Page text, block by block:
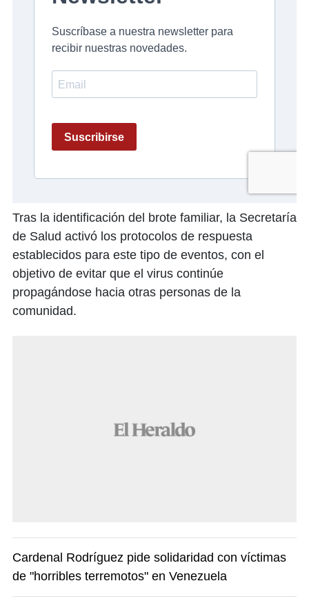
Tras la identificación del brote familiar, la Secretaría
de Salud activó los protocolos de respuesta
establecidos para este tipo de eventos, con el
objetivo de evitar que el virus continúe
propagándose hacia otras personas de la
comunidad.
Cardenal Rodríguez pide solidaridad con víctimas
de "horribles terremotos" en Venezuela